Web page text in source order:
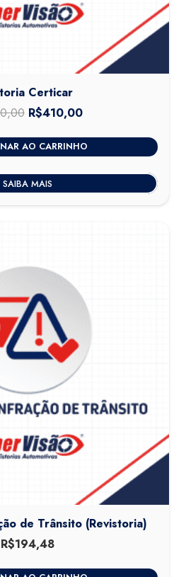
Certicar
O
original
era:
R$450,00.
R$410,00O
atual
é:
R$410,00.
AO CARRINHO
SAIBA MAIS
de Trânsito (Revistoria)
R$194,48